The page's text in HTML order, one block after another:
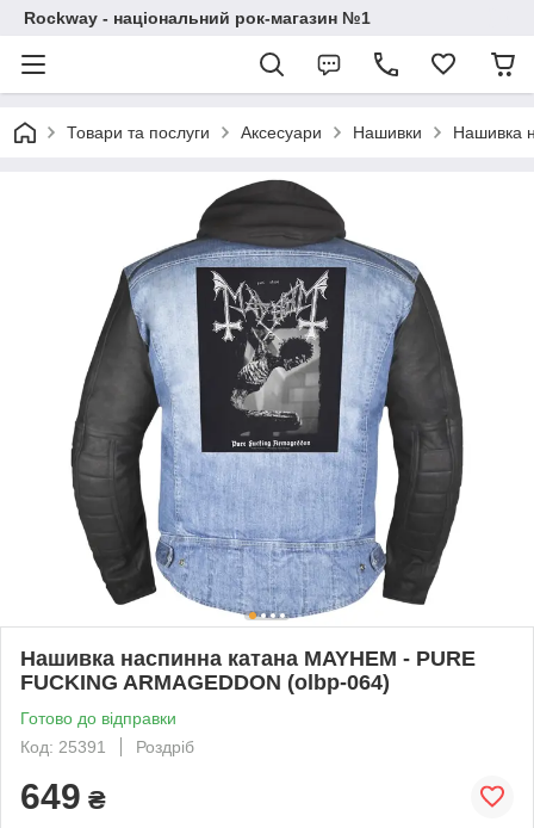
Rockway - національний рок-магазин №1
Товари та послуги Аксесуари Нашивки Нашивка
Нашивка наспинна катана MAYHEM - PURE
FUCKING ARMAGEDDON (olbp-064)
Готово до відправки
Код: 25391
Роздріб
649 ₴